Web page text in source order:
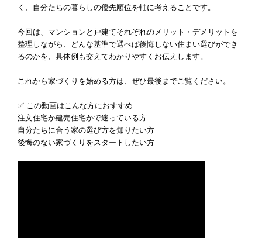
く、自分たちの暮らしの優先順位を軸に考えることです。
今回は、マンションと戸建てそれぞれのメリット・デメリットを
整理しながら、どんな基準で選べば後悔しない住まい選びができ
るのかを、具体例も交えてわかりやすくお伝えします。
これから家づくりを始める方は、ぜひ最後までご覧ください。
✅ この動画はこんな方におすすめ
注文住宅か建売住宅かで迷っている方
自分たちに合う家の選び方を知りたい方
後悔のない家づくりをスタートしたい方